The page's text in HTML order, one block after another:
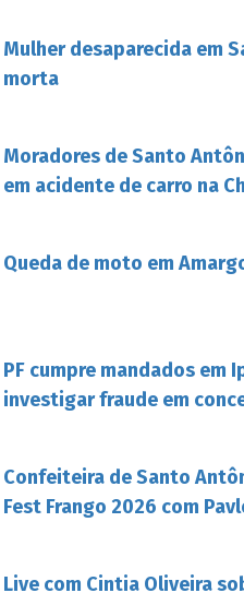
Mulher desaparecida em
morta
Moradores de Santo
em acidente de carro na
Queda de moto em
PF cumpre mandados em
investigar fraude em
Confeiteira de Santo
Fest Frango 2026 com
Live com Cintia Oliveira